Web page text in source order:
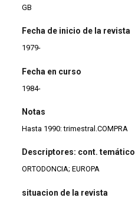
GB
Fecha de inicio de la revista
1979-
Fecha en curso
1984-
Notas
Hasta 1990: trimestral.COMPRA
Descriptores: cont. temático
ORTODONCIA; EUROPA
situacion de la revista